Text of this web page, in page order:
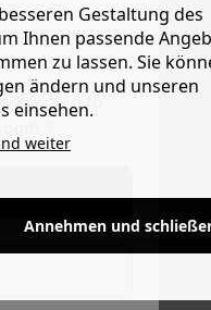
to
Gestaltung des
Ihnen passende
zu lassen. Sie
ändern und unseren
einsehen.
weiter
Annehmen und